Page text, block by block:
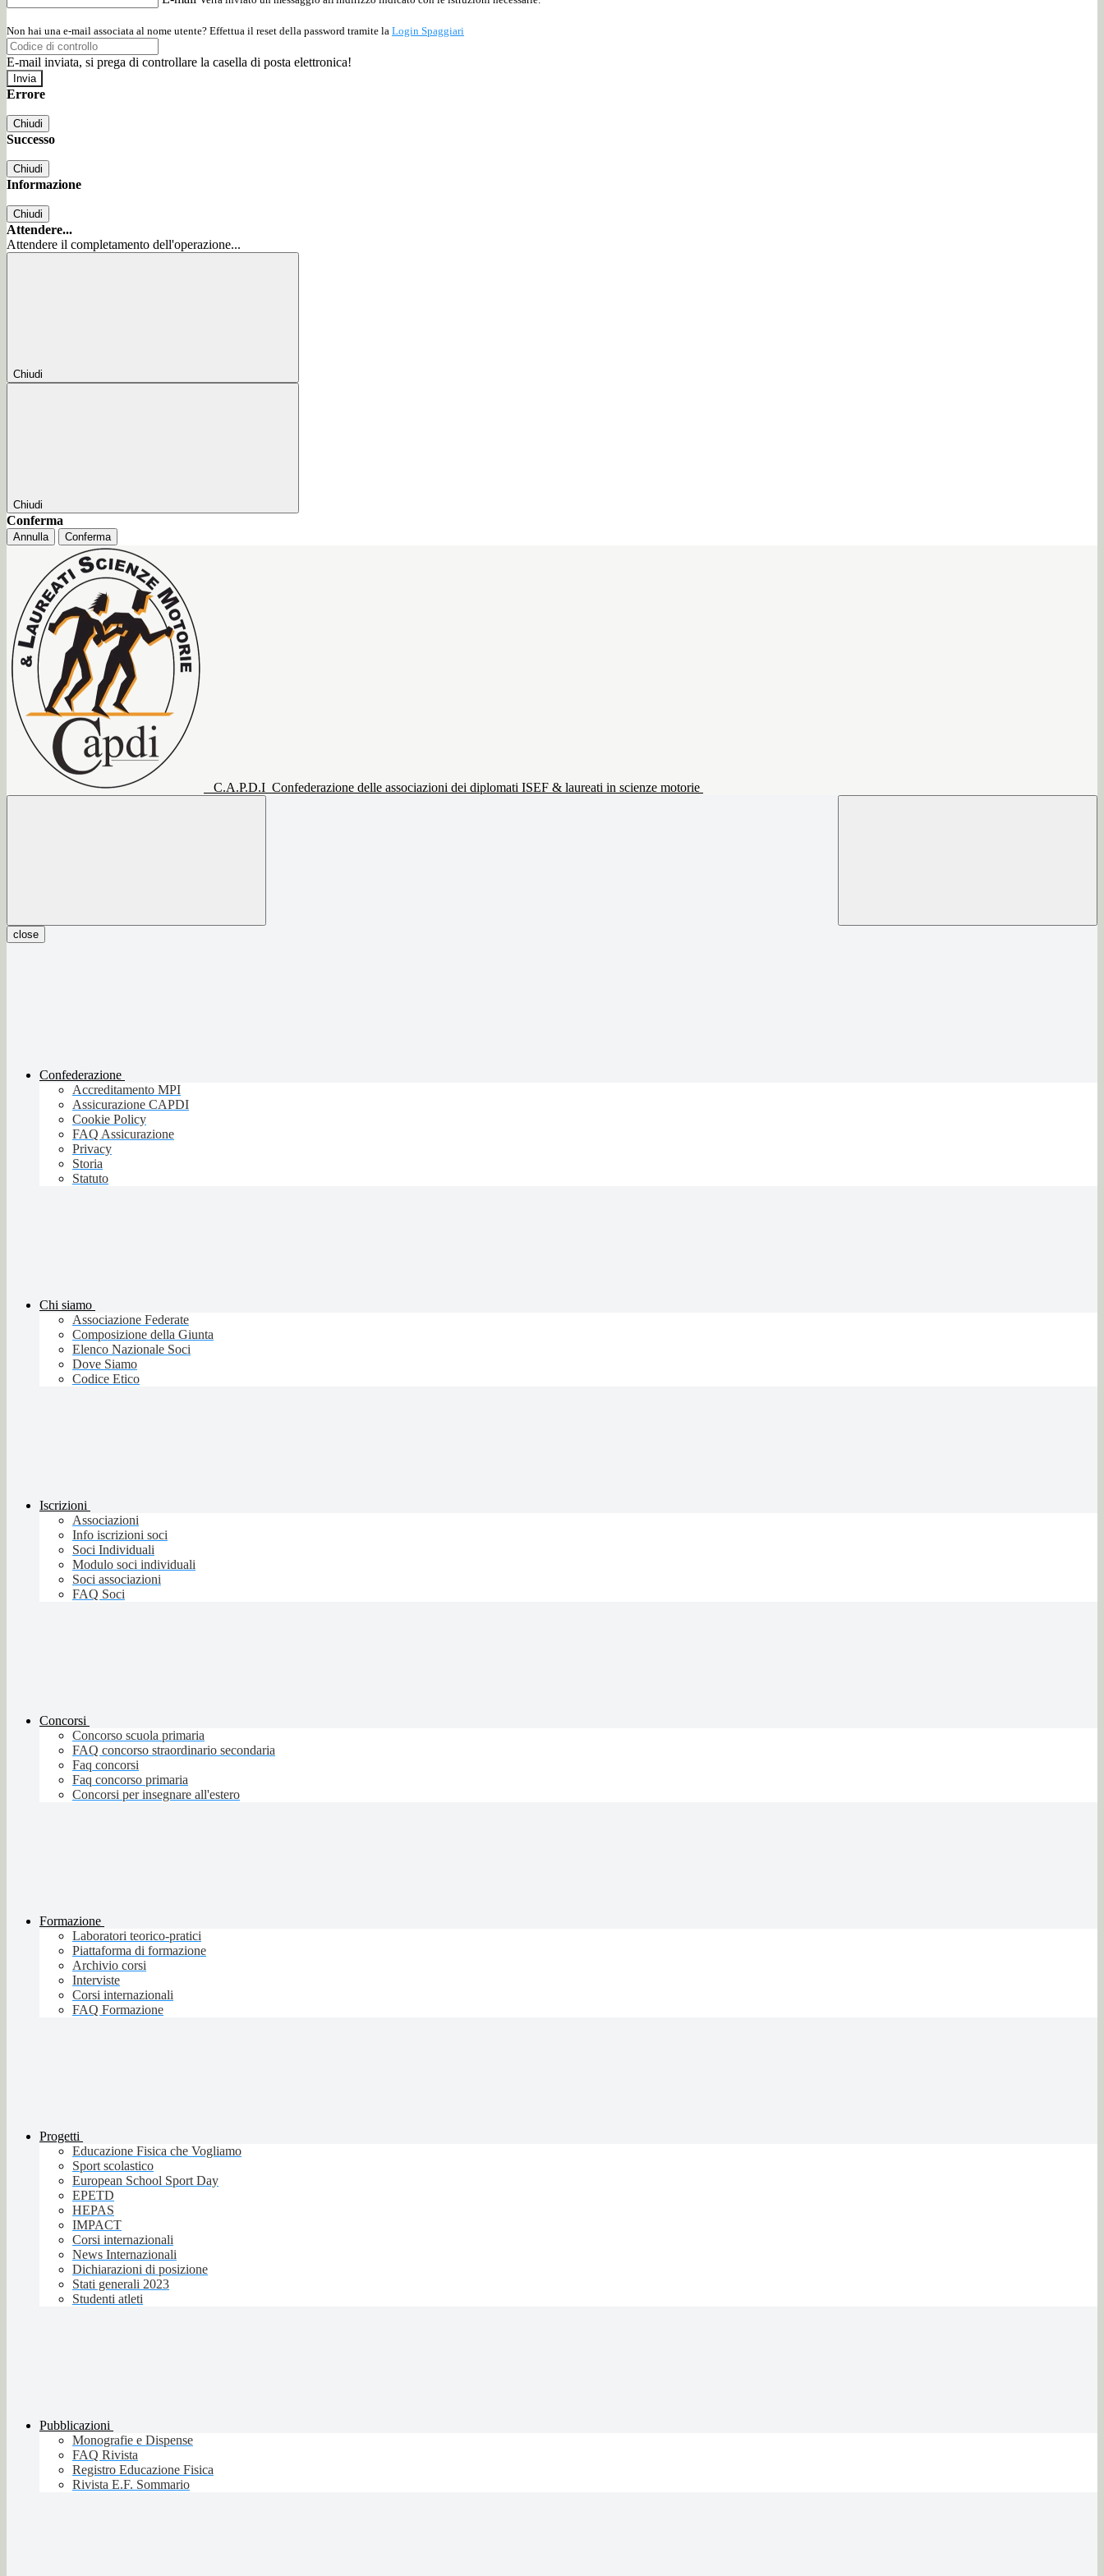
Non hai una e-mail associata al nome utente? Effettua il reset della password tramite la Login Spaggiari
E-mail inviata, si prega di controllare la casella di posta elettronica!
Errore
Chiudi
Successo
Chiudi
Informazione
Chiudi
Attendere...
Attendere il completamento dell'operazione...
Chiudi
Chiudi
Conferma
Annulla Conferma
C.A.P.D.I Confederazione delle associazioni dei diplomati ISEF & laureati in scienze motorie
close
Confederazione
Accreditamento MPI
Assicurazione CAPDI
Cookie Policy
FAQ Assicurazione
Privacy
Storia
Statuto
Chi siamo
Associazione Federate
Composizione della Giunta
Elenco Nazionale Soci
Dove Siamo
Codice Etico
Iscrizioni
Associazioni
Info iscrizioni soci
Soci Individuali
Modulo soci individuali
Soci associazioni
FAQ Soci
Concorsi
Concorso scuola primaria
FAQ concorso straordinario secondaria
Faq concorsi
Faq concorso primaria
Concorsi per insegnare all'estero
Formazione
Laboratori teorico-pratici
Piattaforma di formazione
Archivio corsi
Interviste
Corsi internazionali
FAQ Formazione
Progetti
Educazione Fisica che Vogliamo
Sport scolastico
European School Sport Day
EPETD
HEPAS
IMPACT
Corsi internazionali
News Internazionali
Dichiarazioni di posizione
Stati generali 2023
Studenti atleti
Pubblicazioni
Monografie e Dispense
FAQ Rivista
Registro Educazione Fisica
Rivista E.F. Sommario